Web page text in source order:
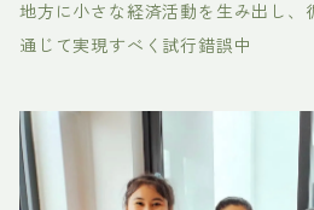
地方に小さな経済活動を生み出し、
通じて実現すべく試行錯誤中